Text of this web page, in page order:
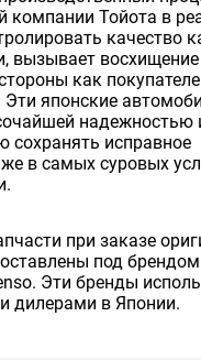
компании Тойота в
качество
вызывает восхищение
как
Эти японские
надежностью
сохранять исправное
в самых суровых
при заказе
под
Эти бренды
дилерами в Японии.